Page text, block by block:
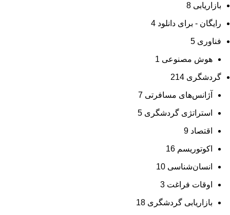
بازاریابی 8
رایگان - برای دانلود 4
فناوری 5
هوش مصنوعی 1
گردشگری 214
آژانس‌های مسافرتی 7
استراتژی گردشگری 5
اقتصاد 9
اکوتوریسم 16
انسان‌شناسی 10
اوقات فراغت 3
بازاریابی گردشگری 18